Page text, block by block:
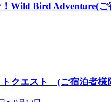
Wild Bird Adventure(ご
トクエスト (ご宿泊者様